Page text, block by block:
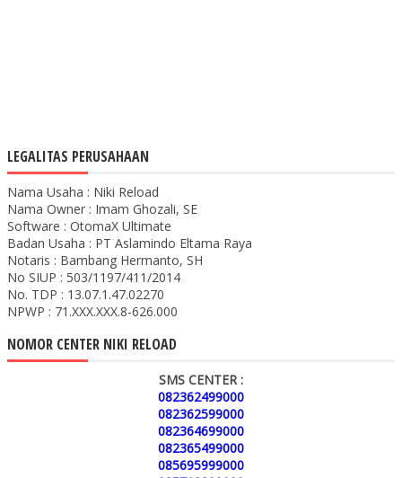
LEGALITAS PERUSAHAAN
Nama Usaha : Niki Reload
Nama Owner : Imam Ghozali, SE
Software : OtomaX Ultimate
Badan Usaha : PT Aslamindo Eltama Raya
Notaris : Bambang Hermanto, SH
No SIUP : 503/1197/411/2014
No. TDP : 13.07.1.47.02270
NPWP : 71.XXX.XXX.8-626.000
NOMOR CENTER NIKI RELOAD
SMS CENTER :
082362499000
082362599000
082364699000
082365499000
085695999000